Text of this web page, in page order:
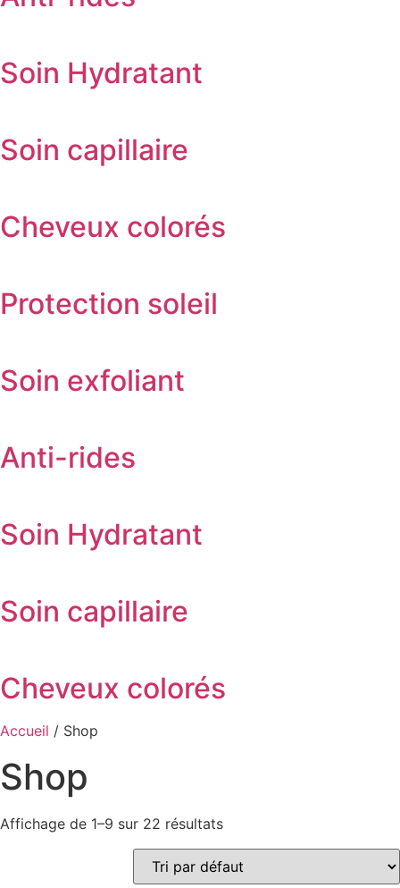
Soin Hydratant
Soin capillaire
Cheveux colorés
Protection soleil
Soin exfoliant
Anti-rides
Soin Hydratant
Soin capillaire
Cheveux colorés
Accueil / Shop
Shop
Affichage de 1–9 sur 22 résultats